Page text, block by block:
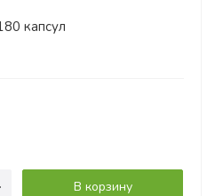
капсул
В корзину